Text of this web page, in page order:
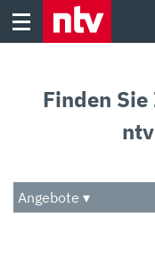
Skip
Audio
Das Beste
Finden
Angebote ▾